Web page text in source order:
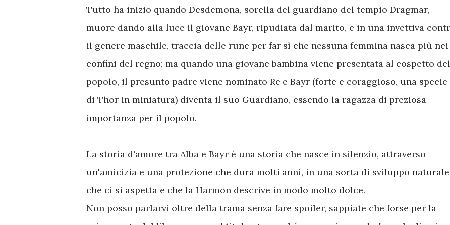
Tutto ha inizio quando Desdemona, sorella del guardiano del tempio Dragmar,
muore dando alla luce il giovane Bayr, ripudiata dal marito, e in una invettiva
il genere maschile, traccia delle rune per far sì che nessuna femmina nasca più nei
confini del regno; ma quando una giovane bambina viene presentata al cospetto del
popolo, il presunto padre viene nominato Re e Bayr (forte e coraggioso, una specie
di Thor in miniatura) diventa il suo Guardiano, essendo la ragazza di preziosa
importanza per il popolo.
La storia d'amore tra Alba e Bayr è una storia che nasce in silenzio, attraverso
un'amicizia e una protezione che dura molti anni, in una sorta di sviluppo naturale
che ci si aspetta e che la Harmon descrive in modo molto dolce.
Non posso parlarvi oltre della trama senza fare spoiler, sappiate che forse per la